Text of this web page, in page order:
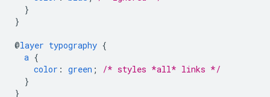
}
}
@layer typography {
a {
color : green ;
/* styles *all* links */
}
}